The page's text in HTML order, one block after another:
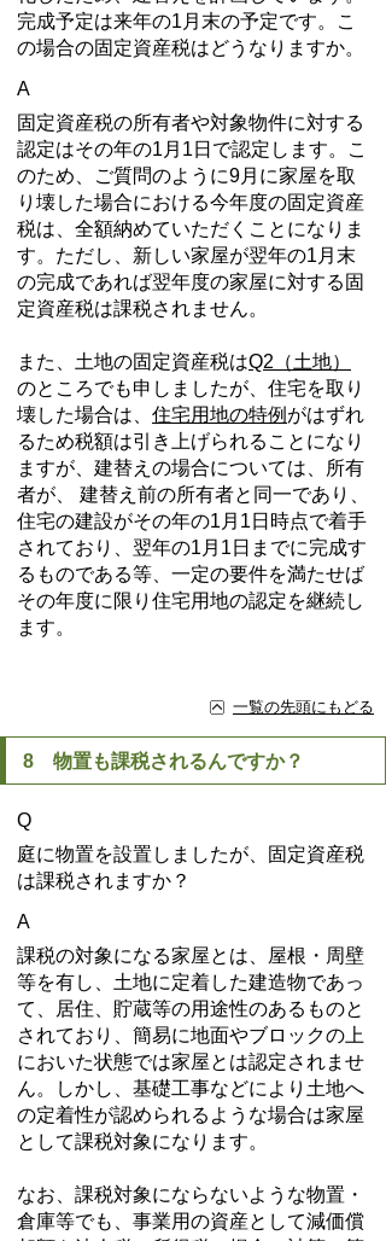
完成予定は来年の1月末の予定です。こ
の場合の固定資産税はどうなりますか。
A
固定資産税の所有者や対象物件に対する
認定はその年の1月1日で認定します。こ
のため、ご質問のように9月に家屋を取
り壊した場合における今年度の固定資産
税は、全額納めていただくことになりま
す。ただし、新しい家屋が翌年の1月末
の完成であれば翌年度の家屋に対する固
定資産税は課税されません。
また、土地の固定資産税はQ2（土地）
のところでも申しましたが、住宅を取り
壊した場合は、 住宅用地の特例 がはずれ
るため税額は引き上げられることになり
ますが、建替えの場合については、所有
者が、 建替え前の所有者と同一であり、
住宅の建設がその年の1月1日時点で着手
されており、翌年の1月1日までに完成す
るものである等、一定の要件を満たせば
その年度に限り住宅用地の認定を継続し
ます。
一覧の先頭にもどる
8 物置も課税されるんですか？
Q
庭に物置を設置しましたが、固定資産税
は課税されますか？
A
課税の対象になる家屋とは、屋根・周壁
等を有し、土地に定着した建造物であっ
て、居住、貯蔵等の用途性のあるものと
されており、簡易に地面やブロックの上
においた状態では家屋とは認定されませ
ん。しかし、基礎工事などにより土地へ
の定着性が認められるような場合は家屋
として課税対象になります。
なお、課税対象にならないような物置・
倉庫等でも、事業用の資産として減価償